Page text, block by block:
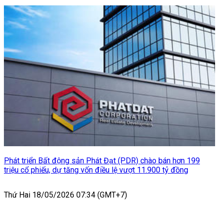
Phát triển Bất động sản Phát Đạt (PDR) chào bán hơn 199
triệu cổ phiếu, dự tăng vốn điều lệ vượt 11.900 tỷ đồng
Thứ Hai 18/05/2026 07:34 (GMT+7)